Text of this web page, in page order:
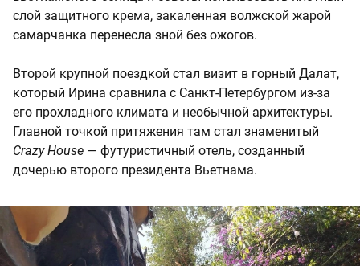
слой защитного крема, закаленная волжской жарой
самарчанка перенесла зной без ожогов.
Второй крупной поездкой стал визит в горный Далат,
который Ирина сравнила с Санкт-Петербургом из-за
его прохладного климата и необычной архитектуры.
Главной точкой притяжения там стал знаменитый
Crazy House — футуристичный отель, созданный
дочерью второго президента Вьетнама.